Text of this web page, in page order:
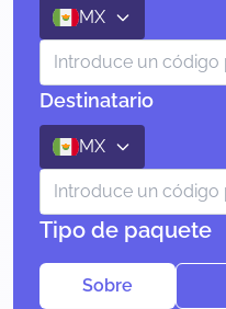
MX
Destinatario
MX
Tipo de paquete
Sobre